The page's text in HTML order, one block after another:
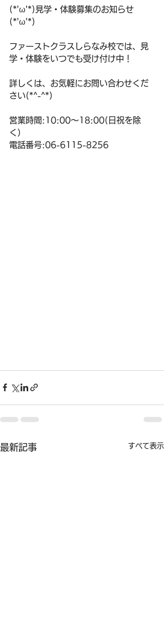
(*'ω'*)見学・体験募集のお知らせ
(*'ω'*)
ファーストクラスしらなみ校では、見
学・体験をいつでも受け付け中！
詳しくは、お気軽にお問い合わせくだ
さい(*^-^*)
営業時間:10:00～18:00(日祝を除
く）
電話番号:06-6115-8256
最新記事 すべて表示